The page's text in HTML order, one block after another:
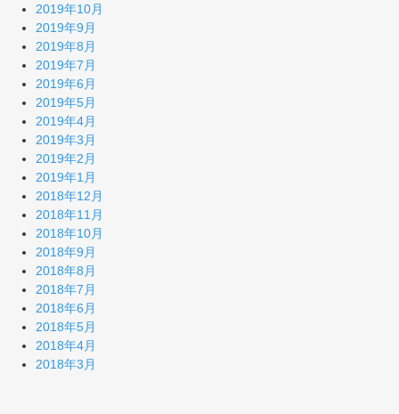
2019年10月
2019年9月
2019年8月
2019年7月
2019年6月
2019年5月
2019年4月
2019年3月
2019年2月
2019年1月
2018年12月
2018年11月
2018年10月
2018年9月
2018年8月
2018年7月
2018年6月
2018年5月
2018年4月
2018年3月